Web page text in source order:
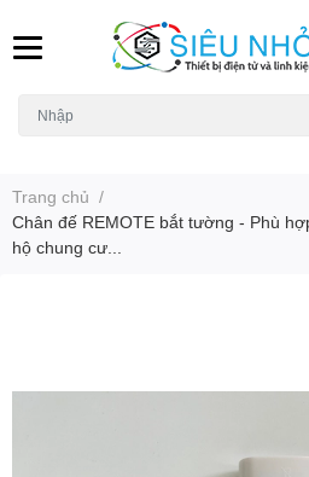
Trang chủ /
Chân đế REMOTE bắt tường - Phù
hộ chung cư...